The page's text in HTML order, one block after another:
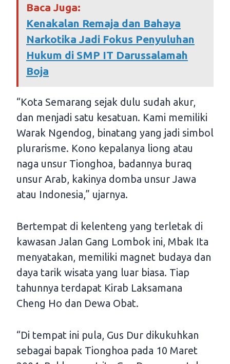
Baca Juga:
Kenakalan Remaja dan Bahaya
Narkotika Jadi Fokus Penyuluhan
Hukum di SMP IT Darussalamah
Boja
“Kota Semarang sejak dulu sudah akur,
dan menjadi satu kesatuan. Kami memiliki
Warak Ngendog, binatang yang jadi simbol
plurarisme. Kono kepalanya liong atau
naga unsur Tionghoa, badannya buraq
unsur Arab, kakinya domba unsur Jawa
atau Indonesia,” ujarnya.
Bertempat di kelenteng yang terletak di
kawasan Jalan Gang Lombok ini, Mbak Ita
menyatakan, memiliki magnet budaya dan
daya tarik wisata yang luar biasa. Tiap
tahunnya terdapat Kirab Laksamana
Cheng Ho dan Dewa Obat.
“Di tempat ini pula, Gus Dur dikukuhkan
sebagai bapak Tionghoa pada 10 Maret